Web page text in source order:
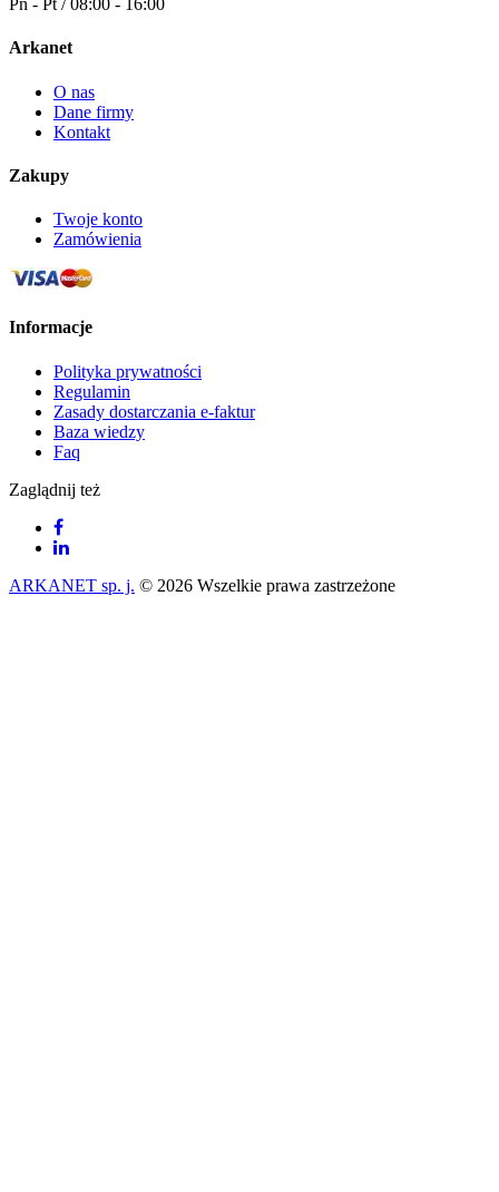
Pn - Pt / 08:00 - 16:00
Arkanet
O nas
Dane firmy
Kontakt
Zakupy
Twoje konto
Zamówienia
Informacje
Polityka prywatności
Regulamin
Zasady dostarczania e-faktur
Baza wiedzy
Faq
Zaglądnij też
ARKANET sp. j. © 2026 Wszelkie prawa zastrzeżone